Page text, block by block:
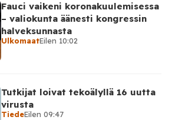
Fauci vaikeni koronakuulemisessa
– valiokunta äänesti kongressin
halveksunnasta
UlkomaatEilen 10:02
Tutkijat loivat tekoälyllä 16 uutta
virusta
TiedeEilen 09:47